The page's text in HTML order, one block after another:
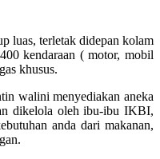
luas, terletak didepan kolam
kendaraan ( motor, mobil
khusus.
walini menyediakan aneka
dikelola oleh ibu-ibu IKBI,
anda dari makanan,